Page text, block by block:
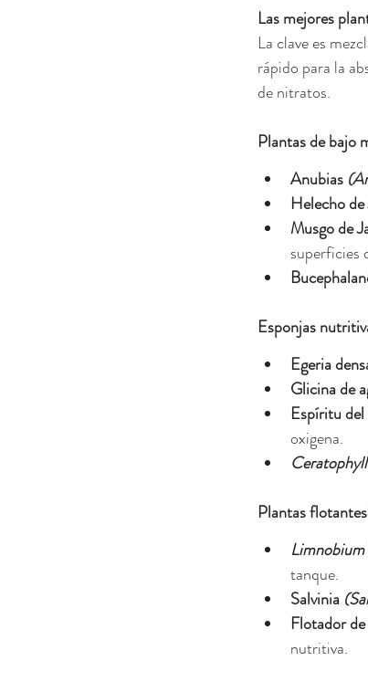
Las mejores
La clave es
rápido para la
de nitratos.
Plantas de bajo
Anubias
Helecho de
Musgo de
superficies
Esponjas
Egeria
Glicina de
Espíritu del
oxigena.
Plantas
tanque.
Salvinia
Flotador
nutritiva.